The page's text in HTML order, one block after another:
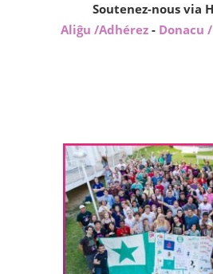
Soutenez-nous via
Aliĝu /Adhérez - Donacu